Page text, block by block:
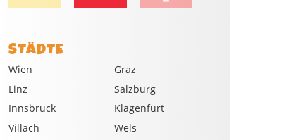
STÄDTE
Wien
Graz
Linz
Salzburg
Innsbruck
Klagenfurt
Villach
Wels